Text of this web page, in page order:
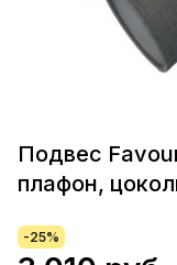
Подвес
плафон,
-25%